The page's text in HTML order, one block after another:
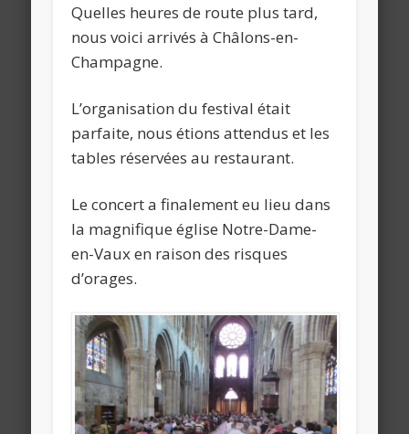
Quelles heures de route plus tard,
nous voici arrivés à Châlons-en-
Champagne.
L’organisation du festival était
parfaite, nous étions attendus et les
tables réservées au restaurant.
Le concert a finalement eu lieu dans
la magnifique église Notre-Dame-
en-Vaux en raison des risques
d’orages.